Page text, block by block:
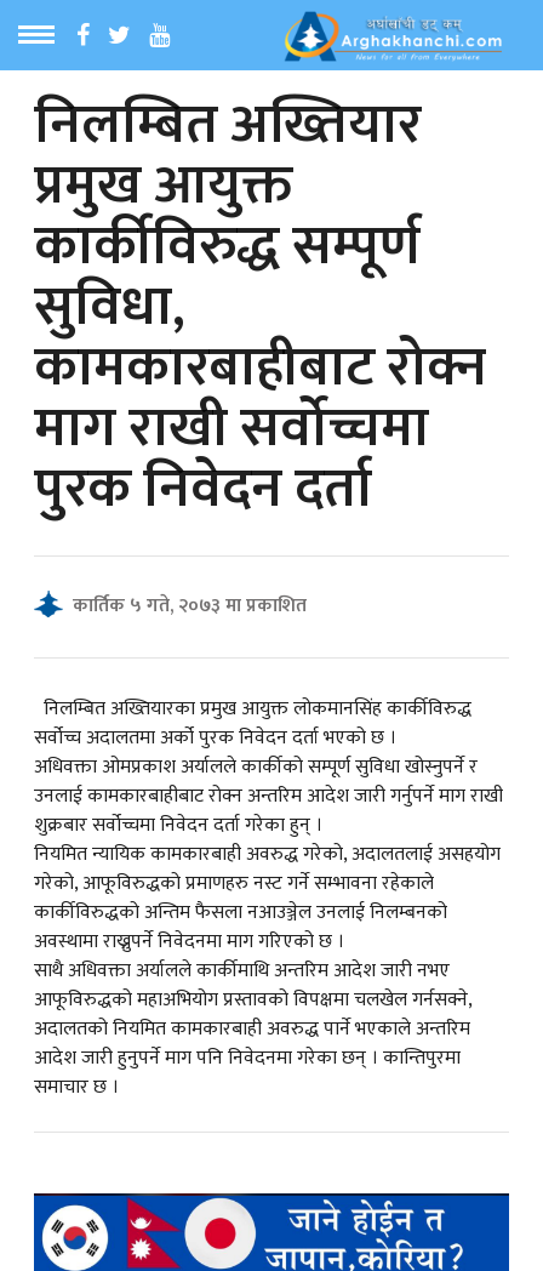
MENU
समाचार
समाचार
समाचार
News
निलम्बित अख्तियार
प्रमुख आयुक्त
कार्कीविरुद्ध सम्पूर्ण
सुविधा,
कामकारबाहीबाट रोक्न
माग राखी सर्वोच्चमा
पुरक निवेदन दर्ता
कार्तिक ५ गते, २०७३ मा प्रकाशित
निलम्बित अख्तियारका प्रमुख आयुक्त लोकमानसिंह कार्कीविरुद्ध
सर्वोच्च अदालतमा अर्को पुरक निवेदन दर्ता भएको छ ।
अधिवक्ता ओमप्रकाश अर्यालले कार्कीको सम्पूर्ण सुविधा खोस्नुपर्ने र
उनलाई कामकारबाहीबाट रोक्न अन्तरिम आदेश जारी गर्नुपर्ने माग राखी
शुक्रबार सर्वोच्चमा निवेदन दर्ता गरेका हुन् ।
नियमित न्यायिक कामकारबाही अवरुद्ध गरेको, अदालतलाई असहयोग
गरेको, आफूविरुद्धको प्रमाणहरु नस्ट गर्ने सम्भावना रहेकाले
कार्कीविरुद्धको अन्तिम फैसला नआउञ्जेल उनलाई निलम्बनको
अवस्थामा राख्नुपर्ने निवेदनमा माग गरिएको छ ।
साथै अधिवक्ता अर्यालले कार्कीमाथि अन्तरिम आदेश जारी नभए
आफूविरुद्धको महाअभियोग प्रस्तावको विपक्षमा चलखेल गर्नसक्ने,
अदालतको नियमित कामकारबाही अवरुद्ध पार्ने भएकाले अन्तरिम
आदेश जारी हुनुपर्ने माग पनि निवेदनमा गरेका छन् । कान्तिपुरमा
समाचार छ ।